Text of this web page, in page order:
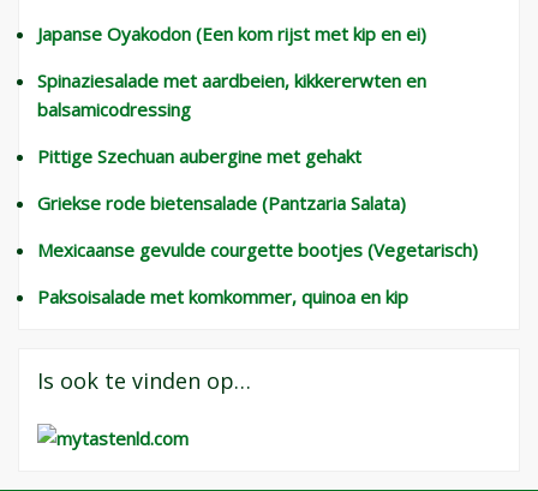
Japanse Oyakodon (Een kom rijst met kip en ei)
Spinaziesalade met aardbeien, kikkererwten en
balsamicodressing
Pittige Szechuan aubergine met gehakt
Griekse rode bietensalade (Pantzaria Salata)
Mexicaanse gevulde courgette bootjes (Vegetarisch)
Paksoisalade met komkommer, quinoa en kip
Is ook te vinden op…